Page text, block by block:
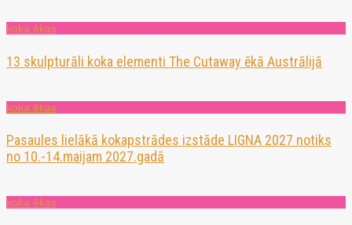
koka ēkas
13 skulpturāli koka elementi The Cutaway ēkā Austrālijā
koka ēkas
Pasaules lielākā kokapstrādes izstāde LIGNA 2027 notiks
no 10.-14.maijam 2027.gadā
koka ēkas